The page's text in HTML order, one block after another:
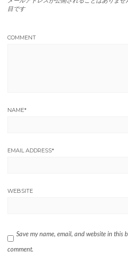
目です
COMMENT
NAME*
EMAIL ADDRESS*
WEBSITE
Save my name, email, and website in this
comment.